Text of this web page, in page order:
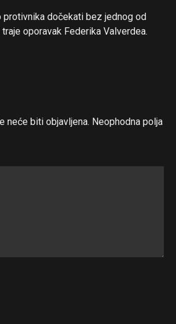
protivnika dočekati bez jednog od
oporavak Federika Valverdea.
neće biti objavljena. Neophodna polja